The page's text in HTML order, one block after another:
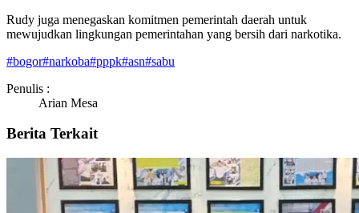
Rudy juga menegaskan komitmen pemerintah daerah untuk
mewujudkan lingkungan pemerintahan yang bersih dari narkotika.
#bogor#narkoba#pppk#asn#sabu
Penulis :
Arian Mesa
Berita Terkait